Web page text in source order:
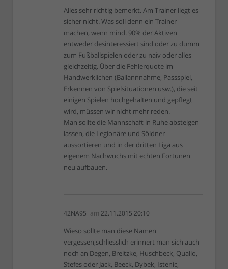
Alles sehr richtig bemerkt. Am Trainer liegt es
sicher nicht. Was soll denn ein Trainer
machen, wenn mind. 90% der Aktiven
entweder desinteressiert sind oder zu dumm
zum Fußballspielen oder zu naiv oder alles
gleichzeitig. Über die Fehlerquote im
Handwerklichen (Ballannnahme, Passspiel,
Erkennen von Spielsituationen usw.), die seit
einigen Spielen hochgehalten und gepflegt
wird, müssen wir nicht mehr reden.
Man sollte die Mannschaft in Ruhe absteigen
lassen, die Legionäre und Söldner
aussortieren und in der dritten Liga aus
eigenem Nachwuchs mit echten Fortunen
neu aufbauen.
42NA95 am 22.11.2015 20:10
Wieso sollte man diese Namen
vergessen,schliesslich erinnert man sich auch
noch an Degen, Breitzke, Huschbeck, Quallo,
Stefes oder Jack, Beeck, Dybek, Istenic,